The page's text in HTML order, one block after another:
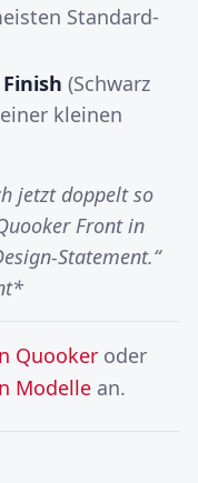
Standard-
(Schwarz
kleinen
jetzt doppelt so
Front in
Statement.“
Quooker oder
Modelle an.